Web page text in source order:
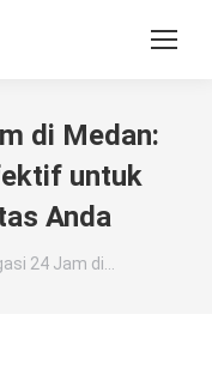
di Medan:
untuk
Anda
24 Jam di…